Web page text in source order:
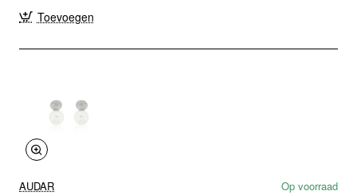
Toevoegen
AUDAR
Op voorraad